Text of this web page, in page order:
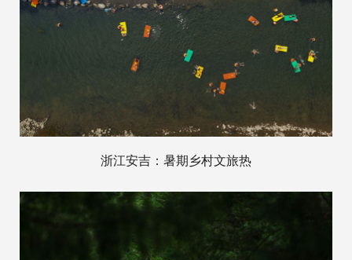
浙江安吉：暑期乡村文旅热